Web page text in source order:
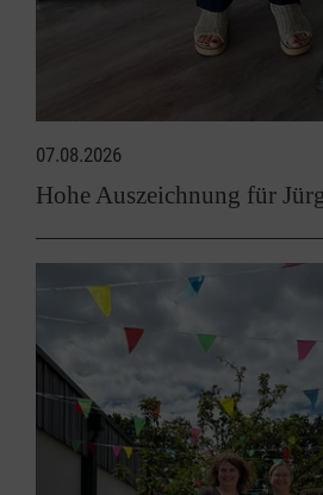
07.08.2026
Hohe Auszeichnung für